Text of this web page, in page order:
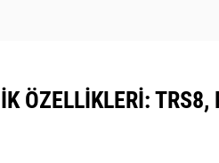
ÖZELLIKLERI: